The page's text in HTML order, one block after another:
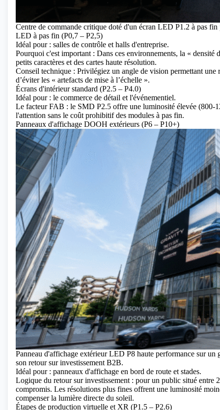
Centre de commande critique doté d'un écran LED P1.2 à pas
LED à pas fin (P0,7 – P2,5)
Idéal pour : salles de contrôle et halls d'entreprise.
Pourquoi c'est important : Dans ces environnements, la « densité
petits caractères et des cartes haute résolution.
Conseil technique : Privilégiez un angle de vision permettant une
d’éviter les « artefacts de mise à l’échelle ».
Écrans d'intérieur standard (P2.5 – P4.0)
Idéal pour : le commerce de détail et l'événementiel.
Le facteur FAB : le SMD P2.5 offre une luminosité élevée (800-
l'attention sans le coût prohibitif des modules à pas fin.
Panneaux d'affichage DOOH extérieurs (P6 – P10+)
Panneau d'affichage extérieur LED P8 haute performance sur
son retour sur investissement B2B.
Idéal pour : panneaux d'affichage en bord de route et stades.
Logique du retour sur investissement : pour un public situé entre
compromis. Les résolutions plus fines offrent une luminosité
compenser la lumière directe du soleil.
Étapes de production virtuelle et XR (P1.5 – P2.6)